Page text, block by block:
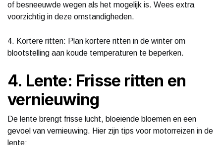
of besneeuwde wegen als het mogelijk is. Wees extra
voorzichtig in deze omstandigheden.
4. Kortere ritten: Plan kortere ritten in de winter om
blootstelling aan koude temperaturen te beperken.
4. Lente: Frisse ritten en
vernieuwing
De lente brengt frisse lucht, bloeiende bloemen en een
gevoel van vernieuwing. Hier zijn tips voor motorreizen in de
lente: